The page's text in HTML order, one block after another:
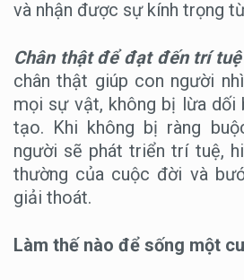
và nhận được sự kính trọng
Chân thật để đạt đến trí
chân thật giúp con người
mọi sự vật, không bị lừa dối
tạo. Khi không bị ràng
người sẽ phát triển trí tuệ,
thường của cuộc đời và
giải thoát.
Làm thế nào để sống một